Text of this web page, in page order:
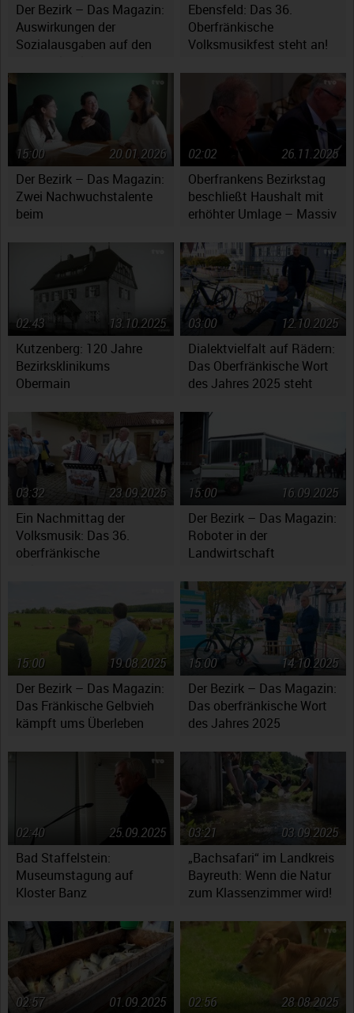
Der Bezirk – Das Magazin:
Auswirkungen der
Sozialausgaben auf den
Ebensfeld: Das 36.
Oberfränkische
Volksmusikfest steht an!
Der Bezirk – Das Magazin:
Zwei Nachwuchstalente
beim
20.01.2026
15:00
Oberfrankens Bezirkstag
beschließt Haushalt mit
erhöhter Umlage – Massiv
Fragen auf
26.11.2025
02:02
Kutzenberg: 120 Jahre
Bezirksklinikums
Obermain
13.10.2025
02:43
Dialektvielfalt auf Rädern:
Das Oberfränkische Wort
des Jahres 2025 steht
12.10.2025
03:00
Ein Nachmittag der
Volksmusik: Das 36.
oberfränkische
23.09.2025
03:32
Der Bezirk – Das Magazin:
Roboter in der
Landwirtschaft
16.09.2025
15:00
Der Bezirk – Das Magazin:
Das Fränkische Gelbvieh
kämpft ums Überleben
19.08.2025
15:00
Der Bezirk – Das Magazin:
Das oberfränkische Wort
des Jahres 2025
14.10.2025
15:00
Bad Staffelstein:
Museumstagung auf
Kloster Banz
25.09.2025
02:40
„Bachsafari“ im Landkreis
Bayreuth: Wenn die Natur
zum Klassenzimmer wird!
03.09.2025
03:21
01.09.2025
02:57 28.08.2025
02:56